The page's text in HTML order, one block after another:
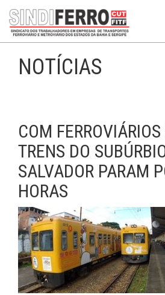
NOTÍCIAS
COM
TRENS DO
SALVADOR PARAM
HORAS